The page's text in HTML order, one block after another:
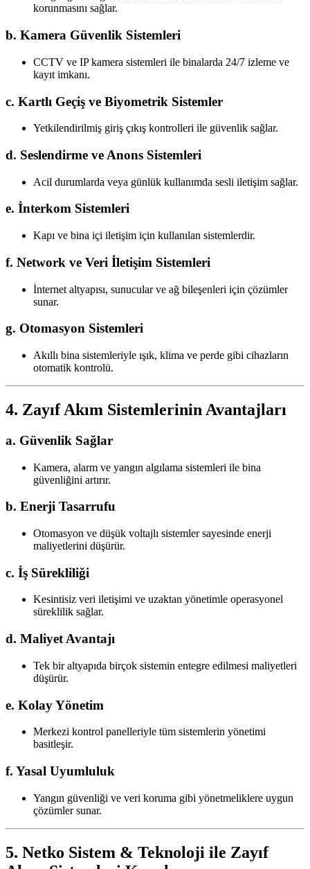
korunmasını sağlar.
b. Kamera Güvenlik Sistemleri
CCTV ve IP kamera sistemleri ile binalarda 24/7 izleme ve
kayıt imkanı.
c. Kartlı Geçiş ve Biyometrik Sistemler
Yetkilendirilmiş giriş çıkış kontrolleri ile güvenlik sağlar.
d. Seslendirme ve Anons Sistemleri
Acil durumlarda veya günlük kullanımda sesli iletişim sağlar.
e. İnterkom Sistemleri
Kapı ve bina içi iletişim için kullanılan sistemlerdir.
f. Network ve Veri İletişim Sistemleri
İnternet altyapısı, sunucular ve ağ bileşenleri için çözümler
sunar.
g. Otomasyon Sistemleri
Akıllı bina sistemleriyle ışık, klima ve perde gibi cihazların
otomatik kontrolü.
4. Zayıf Akım Sistemlerinin Avantajları
a. Güvenlik Sağlar
Kamera, alarm ve yangın algılama sistemleri ile bina
güvenliğini artırır.
b. Enerji Tasarrufu
Otomasyon ve düşük voltajlı sistemler sayesinde enerji
maliyetlerini düşürür.
c. İş Sürekliliği
Kesintisiz veri iletişimi ve uzaktan yönetimle operasyonel
süreklilik sağlar.
d. Maliyet Avantajı
Tek bir altyapıda birçok sistemin entegre edilmesi maliyetleri
düşürür.
e. Kolay Yönetim
Merkezi kontrol panelleriyle tüm sistemlerin yönetimi
basitleşir.
f. Yasal Uyumluluk
Yangın güvenliği ve veri koruma gibi yönetmeliklere uygun
çözümler sunar.
5. Netko Sistem & Teknoloji ile Zayıf